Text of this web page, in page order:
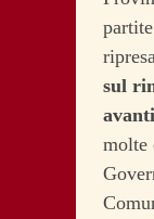
sul
molte